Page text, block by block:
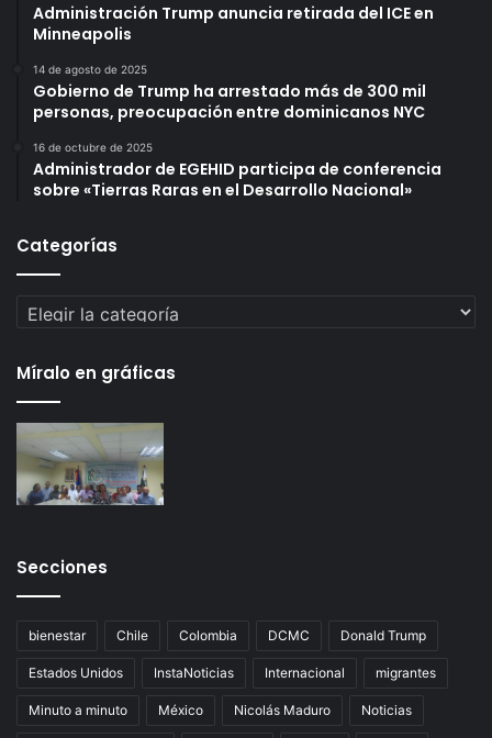
Administración Trump anuncia retirada del ICE en
Minneapolis
14 de agosto de 2025
Gobierno de Trump ha arrestado más de 300 mil
personas, preocupación entre dominicanos NYC
16 de octubre de 2025
Administrador de EGEHID participa de conferencia
sobre «Tierras Raras en el Desarrollo Nacional»
Categorías
Categorías
Míralo en gráficas
Secciones
bienestar Chile Colombia DCMC Donald Trump
Estados Unidos InstaNoticias Internacional migrantes
Minuto a minuto México Nicolás Maduro Noticias